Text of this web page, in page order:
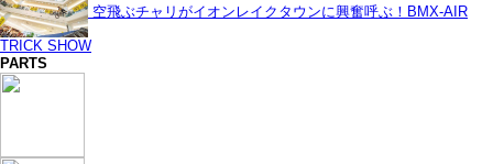
空飛ぶチャリがイオンレイクタウンに興奮呼ぶ！BMX-AIR
TRICK SHOW
PARTS